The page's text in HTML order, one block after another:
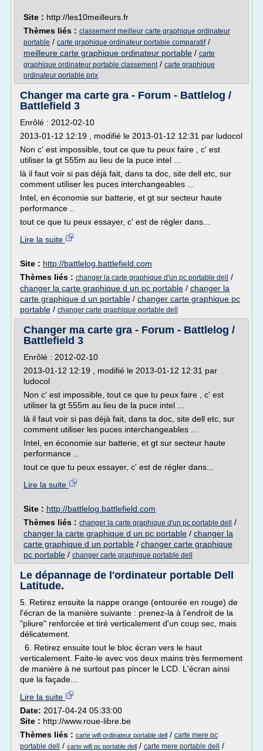
Site : http://les10meilleurs.fr
Thèmes liés : classement meilleur carte graphique ordinateur
portable / carte graphique ordinateur portable comparatif/
meilleure carte graphique ordinateur portable / carte
graphique ordinateur portable classement/ carte graphique
ordinateur portable prix
Changer ma carte gra - Forum - Battlelog /
Battlefield 3
Enrôlé : 2012-02-10
2013-01-12 12:19 , modifié le 2013-01-12 12:31 par ludocol
Non c' est impossible, tout ce que tu peux faire , c' est
utiliser la gt 555m au lieu de la puce intel ...
là il faut voir si pas déjà fait, dans ta doc, site dell etc, sur
comment utiliser les puces interchangeables ...
Intel, en économie sur batterie, et gt sur secteur haute
performance ..
tout ce que tu peux essayer, c' est de régler dans...
Lire la suite
Site : http://battlelog.battlefield.com
Thèmes liés : changer la carte graphique d'un pc portable dell
/
changer la carte graphique d un pc portable / changer la
carte graphique d un portable / changer carte graphique pc
portable / changer carte graphique portable dell
Changer ma carte gra - Forum - Battlelog /
Battlefield 3
Enrôlé : 2012-02-10
2013-01-12 12:19 , modifié le 2013-01-12 12:31 par
ludocol
Non c' est impossible, tout ce que tu peux faire , c' est
utiliser la gt 555m au lieu de la puce intel ...
là il faut voir si pas déjà fait, dans ta doc, site dell etc, sur
comment utiliser les puces interchangeables ...
Intel, en économie sur batterie, et gt sur secteur haute
performance ..
tout ce que tu peux essayer, c' est de régler dans...
Lire la suite
Site : http://battlelog.battlefield.com
Thèmes liés : changer la carte graphique d'un pc portable dell
/
changer la carte graphique d un pc portable / changer la
carte graphique d un portable / changer carte graphique
pc portable / changer carte graphique portable dell
Le dépannage de l'ordinateur portable Dell
Latitude.
5. Retirez ensuite la nappe orange (entourée en rouge) de
l'écran de la manière suivante : prenez-la à l'endroit de la
"pliure" renforcée et tiré verticalement d'un coup sec, mais
délicatement.
6. Retirez ensuite tout le bloc écran vers le haut
verticalement. Faite-le avec vos deux mains très fermement
de manière à ne surtout pas pincer le LCD. L'écran ainsi
que la façade...
Lire la suite
Date: 2017-04-24 05:33:00
Site : http://www.roue-libre.be
Thèmes liés : carte wifi ordinateur portable dell / carte mere pc
portable dell
/ carte wifi pc portable dell / carte mere portable dell /